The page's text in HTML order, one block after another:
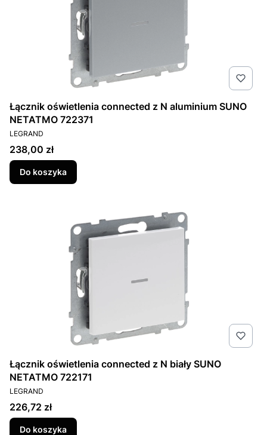
Łącznik oświetlenia connected z N aluminium SUNO
NETATMO 722371
PRODUCENT
LEGRAND
Cena
238,00 zł
Do koszyka
Łącznik oświetlenia connected z N biały SUNO
NETATMO 722171
PRODUCENT
LEGRAND
Cena
226,72 zł
Do koszyka